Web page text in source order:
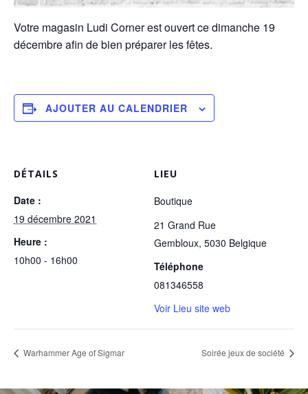
Votre magasin Ludi Corner est ouvert ce dimanche 19
décembre afin de bien préparer les fêtes.
AJOUTER AU CALENDRIER
DÉTAILS
Date :
19 décembre 2021
Heure :
10h00 - 16h00
LIEU
Boutique
21 Grand Rue
Gembloux, 5030 Belgique
Téléphone
081346558
Voir Lieu site web
Warhammer Age of Sigmar Soirée jeux de société